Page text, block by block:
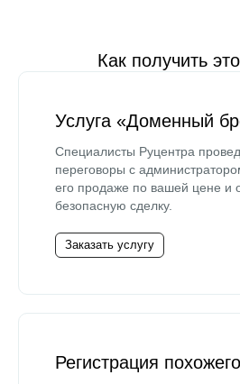
Как получить
Услуга «Доменный
Специалисты Руцентра
переговоры с
его продаже по вашей цене и
безопасную сделку.
Заказать услугу
Регистрация